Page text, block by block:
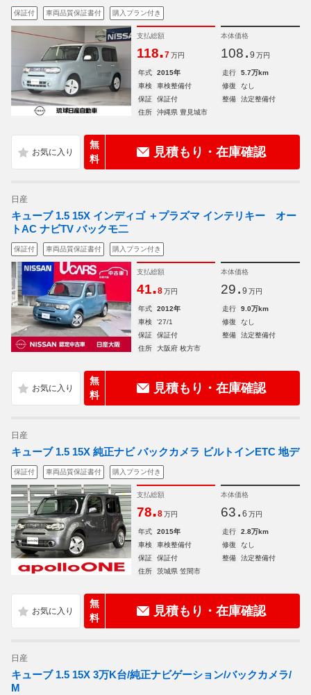
保証付 車両品質保証書付 購入プラン付き
支払総額
118.7 万円
本体価格
108. 9 万円
年式 2015年 走行
5.7万km
車検
車検整備付 修復
なし
保証
保証付 整備
法定整備付
住所
沖縄県 豊見城市
無
料
見積もり・在庫確認
日産
キューブ 1.5 15X インディゴ ＋プラズマ インテリキー オー
トAC ナビTV バックモ二
保証付 車両品質保証書付 購入プラン付き
支払総額
41.8 万円
本体価格
29. 9 万円
年式 2012年 走行
9.0万km
車検
'27/1 修復
なし
保証
保証付 整備
法定整備付
住所
大阪府 枚方市
無
料
見積もり・在庫確認
日産
キューブ 1.5 15X 純正ナビ バックカメラ ビルトインETC 地デ
保証付 車両品質保証書付 購入プラン付き
支払総額
78.8 万円
本体価格
63. 6 万円
年式 2015年 走行
2.8万km
車検
車検整備付 修復
なし
保証
保証付 整備
法定整備付
住所
茨城県 笠間市
無
料
見積もり・在庫確認
日産
キューブ 1.5 15X 3万K台/純正ナビゲーション/バックカメラ/
M